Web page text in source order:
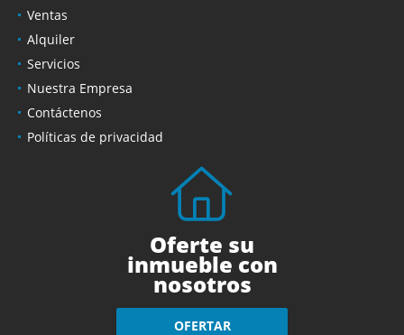
Ventas
Alquiler
Servicios
Nuestra Empresa
Contáctenos
Políticas de privacidad
Oferte su
inmueble con
nosotros
OFERTAR